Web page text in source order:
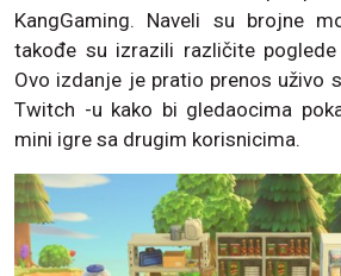
KangGaming. Naveli su brojne
takođe su izrazili različite
Ovo izdanje je pratio prenos uživo
Twitch -u kako bi gledaocima
mini igre sa drugim korisnicima.